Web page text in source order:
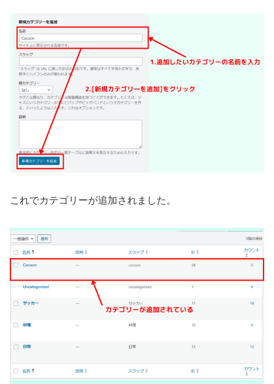
これでカテゴリーが追加されました。